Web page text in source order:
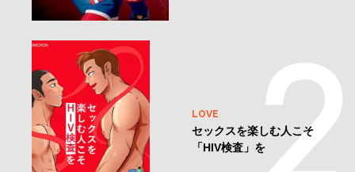
LOVE
セックスを楽しむ人こそ
「HIV検査」を